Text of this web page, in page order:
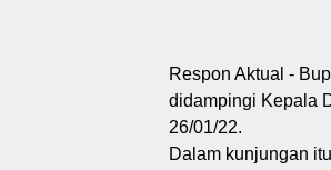
Respon Aktual -
didampingi Kepala
26/01/22.
Dalam kunjungan